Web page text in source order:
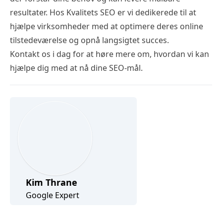
resultater. Hos Kvalitets SEO er vi dedikerede til at
hjælpe virksomheder med at optimere deres online
tilstedeværelse og opnå langsigtet succes.
Kontakt os i dag for at høre mere om, hvordan vi kan
hjælpe dig med at nå dine SEO-mål.
Kim Thrane
Google Expert